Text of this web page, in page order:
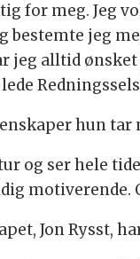
for meg. Jeg
bestemte jeg
jeg alltid
hun tar
og ser hele
motiverende.
Jon Rysst,